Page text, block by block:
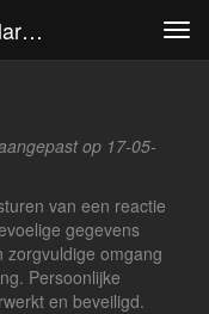
Jan Piet Hartman - Privacy Verklaring
op 17-05-
van een reactie
gegevens
zorgvuldige omgang
Persoonlijke
en beveiligd.